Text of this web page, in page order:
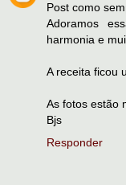
Post como
Adoramos
harmonia e
A receita ficou
As fotos estão
Bjs
Responder